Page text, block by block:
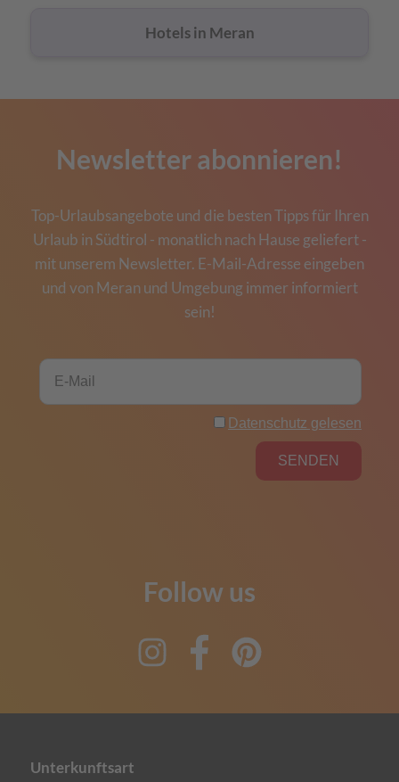
Hotels in Meran
Newsletter abonnieren!
Top-Urlaubsangebote und die besten Tipps für Ihren
Urlaub in Südtirol - monatlich nach Hause geliefert -
mit unserem Newsletter. E-Mail-Adresse eingeben
und von Meran und Umgebung immer informiert
sein!
Follow us
InstagramFacebook
Unterkunftsart